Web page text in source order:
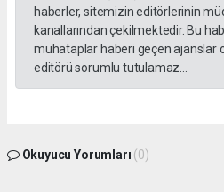
haberler, sitemizin editörlerinin
kanallarından çekilmektedir. Bu
muhataplar haberi geçen ajanslar
editörü sorumlu tutulamaz...
Okuyucu Yorumları (0)